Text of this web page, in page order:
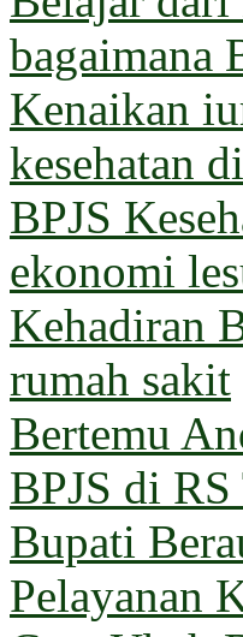
bagaimana
Kenaikan
kesehatan
BPJS
ekonomi
Kehadiran
rumah sakit
Bertemu
BPJS di
Bupati
Pelayanan